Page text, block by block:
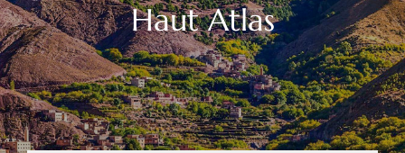
Haut Atlas